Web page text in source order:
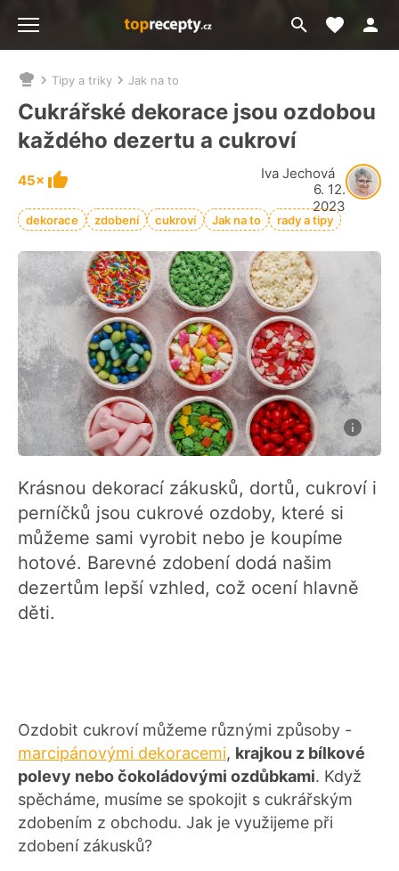
Přejít
na
Moje
Nacházíte
se
zde:
Tipy a triky Jak na to
Cukrářské dekorace jsou ozdobou
každého dezertu a cukroví
45×
Iva Jechová
6. 12.
2023
dekorace zdobení cukroví Jak na to rady a tipy
Krásnou dekorací zákusků, dortů, cukroví i
perníčků jsou cukrové ozdoby, které si
můžeme sami vyrobit nebo je koupíme
hotové. Barevné zdobení dodá našim
dezertům lepší vzhled, což ocení hlavně
děti.
Ozdobit cukroví můžeme různými způsoby -
marcipánovými dekoracemi, krajkou z bílkové
polevy nebo čokoládovými ozdůbkami. Když
spěcháme, musíme se spokojit s cukrářským
zdobením z obchodu. Jak je využijeme při
zdobení zákusků?